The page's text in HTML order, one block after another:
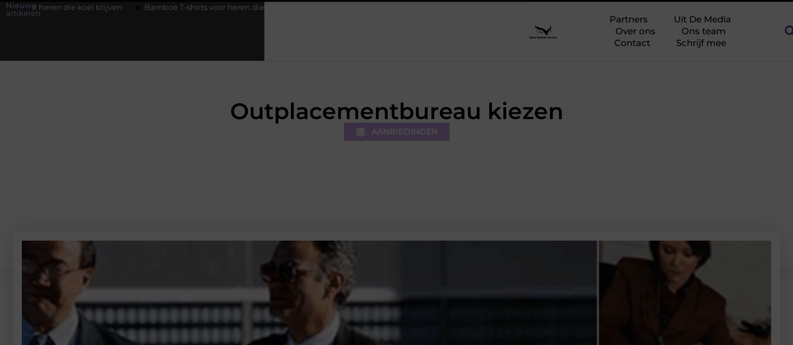
Nieuwe
artikelen
blijven Bamboe T-shirts voor heren die koel blijven De kracht van visuele contentmarketing
Partners
Uit De Media
Over ons
Ons team
Contact
Schrijf mee
Outplacementbureau kiezen
AANBIEDINGEN